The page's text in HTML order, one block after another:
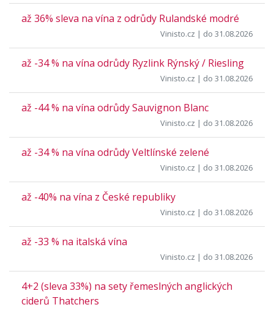
až 36% sleva na vína z odrůdy Rulandské modré
Vinisto.cz | do 31.08.2026
až -34 % na vína odrůdy Ryzlink Rýnský / Riesling
Vinisto.cz | do 31.08.2026
až -44 % na vína odrůdy Sauvignon Blanc
Vinisto.cz | do 31.08.2026
až -34 % na vína odrůdy Veltlínské zelené
Vinisto.cz | do 31.08.2026
až -40% na vína z České republiky
Vinisto.cz | do 31.08.2026
až -33 % na italská vína
Vinisto.cz | do 31.08.2026
4+2 (sleva 33%) na sety řemeslných anglických
ciderů Thatchers